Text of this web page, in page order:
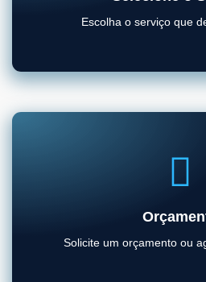
Escolha o serviço que
Solicite um orçamento ou